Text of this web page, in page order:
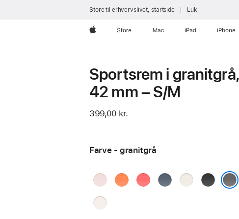
Store til erhvervslivet, startside Luk
AppleStore Mac iPad iPhone
Sportsrem i granitgrå,
42 mm – S/M
399,00 kr.
Farve - granitgrå
sart
klementinguavapink
stålblåstjerneskær
sort
sart